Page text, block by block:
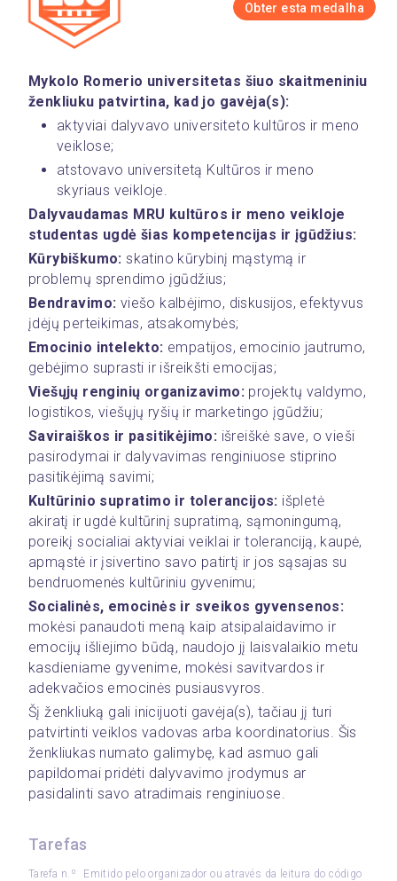
Obter esta medalha
Mykolo Romerio universitetas šiuo skaitmeniniu
ženkliuku patvirtina, kad jo gavėja(s):
aktyviai dalyvavo universiteto kultūros ir meno
veiklose;
atstovavo universitetą Kultūros ir meno
skyriaus veikloje.
Dalyvaudamas MRU kultūros ir meno veikloje
studentas ugdė šias kompetencijas ir įgūdžius:
Kūrybiškumo: skatino kūrybinį mąstymą ir
problemų sprendimo įgūdžius;
Bendravimo: viešo kalbėjimo, diskusijos, efektyvus
įdėjų perteikimas, atsakomybės;
Emocinio intelekto: empatijos, emocinio jautrumo,
gebėjimo suprasti ir išreikšti emocijas;
Viešųjų renginių organizavimo: projektų valdymo,
logistikos, viešųjų ryšių ir marketingo įgūdžiu;
Saviraiškos ir pasitikėjimo: išreiškė save, o vieši
pasirodymai ir dalyvavimas renginiuose stiprino
pasitikėjimą savimi;
Kultūrinio supratimo ir tolerancijos: išpletė
akiratį ir ugdė kultūrinį supratimą, sąmoningumą,
poreikį socialiai aktyviai veiklai ir toleranciją, kaupė,
apmąstė ir įsivertino savo patirtį ir jos sąsajas su
bendruomenės kultūriniu gyvenimu;
Socialinės, emocinės ir sveikos gyvensenos:
mokėsi panaudoti meną kaip atsipalaidavimo ir
emocijų išliejimo būdą, naudojo jį laisvalaikio metu
kasdieniame gyvenime, mokėsi savitvardos ir
adekvačios emocinės pusiausvyros.
Šį ženkliuką gali inicijuoti gavėja(s), tačiau jį turi
patvirtinti veiklos vadovas arba koordinatorius. Šis
ženkliukas numato galimybę, kad asmuo gali
papildomai pridėti dalyvavimo įrodymus ar
pasidalinti savo atradimais renginiuose.
Tarefas
Tarefa n.º
Emitido pelo organizador ou através da leitura do código